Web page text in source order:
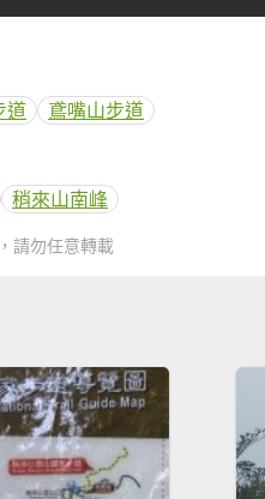
道
鳶嘴山步道
稍來山南峰
請勿任意轉載